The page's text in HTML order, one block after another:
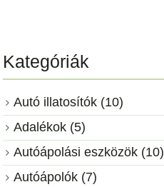
Kategóriák
Autó illatosítók (10)
Adalékok (5)
Autóápolási eszközök (10)
Autóápolók (7)